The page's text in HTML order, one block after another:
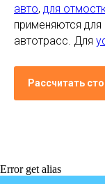
авто, для
применяются
автотрасс. Для
Рассчитать
Error get alias